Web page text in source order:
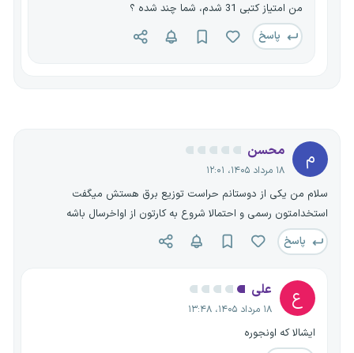
من امتیاز کتبی 31 شدم، شما چند شده ؟
پاسخ
م محسن
۱۸ مرداد ۱۴۰۵، ۱۲:۰۱
سلام من یکی از دوستانم حراست توزیع برق هستش میگفت
استخدامتون رسمی و احتمالا شروع به کارتون از اواخرسال باشه
پاسخ
ع علی
۱۸ مرداد ۱۴۰۵، ۱۳:۴۸
ایشالا که اونجوره